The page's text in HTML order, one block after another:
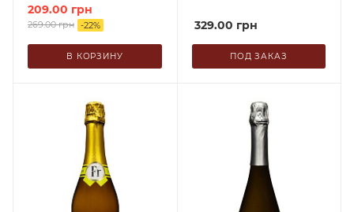
209.00 грн
269.00грн -22%
В КОРЗИНУ
329.00 грн
ПОД ЗАКАЗ